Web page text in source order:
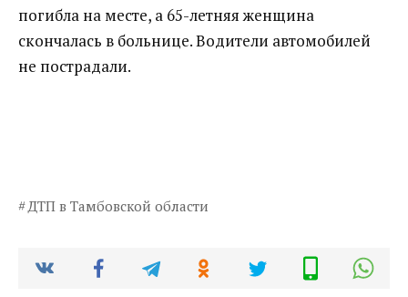
погибла на месте, а 65-летняя женщина
скончалась в больнице. Водители автомобилей
не пострадали.
ДТП в Тамбовской области